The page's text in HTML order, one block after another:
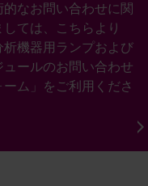
的なお問い合わせに関
しては、こちらより
析機器用ランプおよび
ュールのお問い合わせ
ーム」をご利用くださ